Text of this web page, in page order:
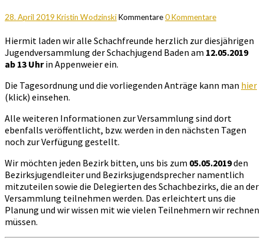
28. April 2019 Kristin WodzinskiKommentare0 Kommentare
Hiermit laden wir alle Schachfreunde herzlich zur diesjährigen
Jugendversammlung der Schachjugend Baden am 12.05.2019
ab 13 Uhrin Appenweier ein.
Die Tagesordnung und die vorliegenden Anträge kann man hier
(klick) einsehen.
Alle weiteren Informationen zur Versammlung sind dort
ebenfalls veröffentlicht, bzw. werden in den nächsten Tagen
noch zur Verfügung gestellt.
Wir möchten jeden Bezirk bitten, uns bis zum 05.05.2019den
Bezirksjugendleiter und Bezirksjugendsprecher namentlich
mitzuteilen sowie die Delegierten des Schachbezirks, die an der
Versammlung teilnehmen werden. Das erleichtert uns die
Planung und wir wissen mit wie vielen Teilnehmern wir rechnen
müssen.